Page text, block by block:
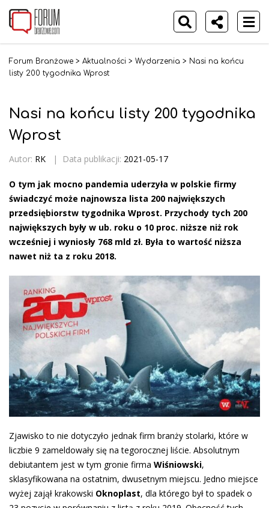
Forum Branżowe > Aktualności > Wydarzenia > Nasi na końcu
listy 200 tygodnika Wprost
Nasi na końcu listy 200 tygodnika
Wprost
Autor: RK | Data publikacji: 2021-05-17
O tym jak mocno pandemia uderzyła w polskie firmy
świadczyć może najnowsza lista 200 największych
przedsiębiorstw tygodnika Wprost. Przychody tych 200
największych były w ub. roku o 10 proc. niższe niż rok
wcześniej i wyniosły 768 mld zł. Była to wartość niższa
nawet niż ta z roku 2018.
Zjawisko to nie dotyczyło jednak firm branży stolarki, które w
liczbie 9 zameldowały się na tegorocznej liście. Absolutnym
debiutantem jest w tym gronie firma Wiśniowski,
sklasyfikowana na ostatnim, dwusetnym miejscu. Jedno miejsce
wyżej zajął krakowski Oknoplast, dla którego był to spadek o